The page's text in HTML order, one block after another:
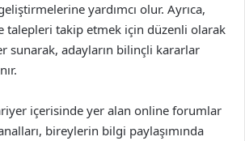
yardımcı olur. Ayrıca,
talepleri takip etmek için düzenli olarak
sunarak, adayların bilinçli kararlar
içerisinde yer alan online forumlar
bireylerin bilgi paylaşımında